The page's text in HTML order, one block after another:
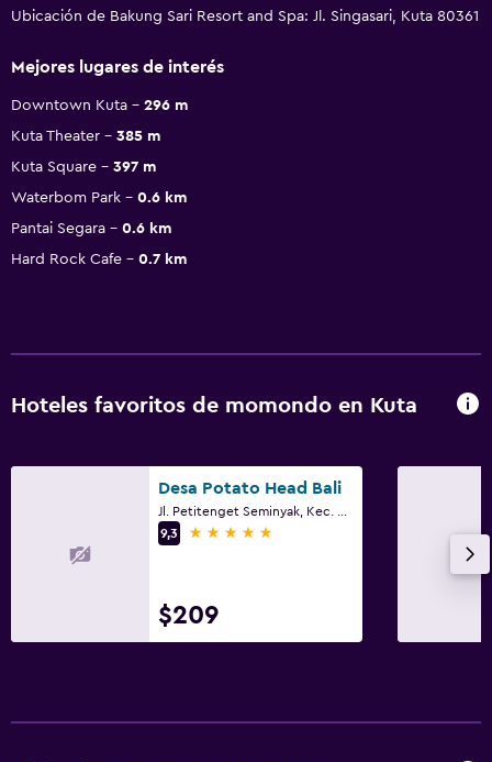
Ubicación de Bakung Sari Resort and Spa: Jl. Singasari, Kuta 80361
Mejores lugares de interés
Downtown Kuta
296 m
Kuta Theater
385 m
Kuta Square
397 m
Waterbom Park
0.6 km
Pantai Segara
0.6 km
Hard Rock Cafe
0.7 km
Hoteles favoritos de momondo en Kuta
Desa Potato Head Bali
9,3
5 estrellas
$209